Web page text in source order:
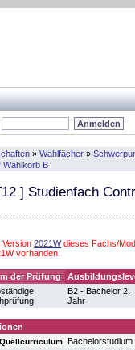
» Wahlfächer »
Wahlkorb B
] Studienfach
Version 2021Wdieses Fachs/
vorhanden.
der Prüfung
B2 - Bachelor 2.
Jahr
Quellcurriculum